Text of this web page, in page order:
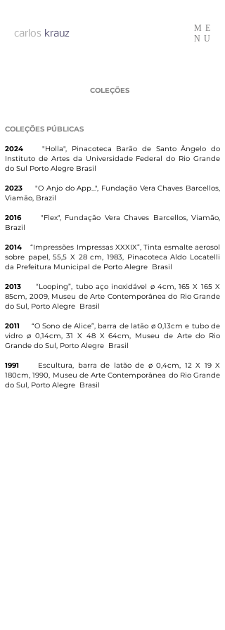
carlos krauz
ME
NU
COLEÇÕES
COLEÇÕES PÚBLICAS
2024 "Holla", Pinacoteca Barão de Santo Ângelo do
Instituto de Artes da Universidade Federal do Rio Grande
do Sul Porto Alegre Brasil
2023 "O Anjo do App...", Fundação Vera Chaves Barcellos,
Viamão, Brazil
2016"Flex", Fundação Vera Chaves Barcellos, Viamão,
Brazil
2014 “Impressões Impressas XXXIX”, Tinta esmalte aerosol
sobre papel, 55,5 X 28 cm, 1983, Pinacoteca Aldo Locatelli
da Prefeitura Municipal de Porto Alegre Brasil
2013 “Looping”, tubo aço inoxidável ø 4cm, 165 X 165 X
85cm, 2009, Museu de Arte Contemporânea do Rio Grande
do Sul, Porto Alegre Brasil
2011 “O Sono de Alice”, barra de latão ø 0,13cm e tubo de
vidro ø 0,14cm, 31 X 48 X 64cm, Museu de Arte do Rio
Grande do Sul, Porto Alegre Brasil
1991
Escultura, barra de latão de ø 0,4cm, 12 X 19 X
180cm, 1990, Museu de Arte Contemporânea do Rio Grande
do Sul, Porto Alegre Brasil